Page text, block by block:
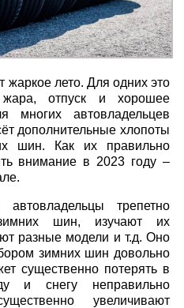
жаркое лето. Для одних это
отпуск и хорошее
многих автовладельцев
дополнительные хлопоты
шин. Как их правильно
внимание в 2023 году –
трепетно
шин, изучают их
разные модели и т.д. Оно
зимних шин довольно
существенно потерять в
и снегу неправильно
увеличивают